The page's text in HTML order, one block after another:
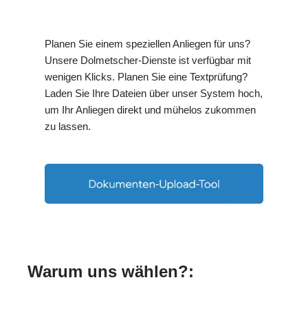
Planen Sie einem speziellen Anliegen für uns?
Unsere Dolmetscher-Dienste ist verfügbar mit
wenigen Klicks. Planen Sie eine Textprüfung?
Laden Sie Ihre Dateien über unser System hoch,
um Ihr Anliegen direkt und mühelos zukommen
zu lassen.
Warum uns wählen?: